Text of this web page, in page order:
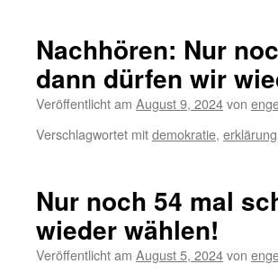
Nachhören: Nur
dann dürfen wir
Veröffentlicht am August 9, 2024von
Verschlagwortet mitdemokratie, erklärung
Nur noch 54 mal
wieder wählen!
Veröffentlicht am August 5, 2024von